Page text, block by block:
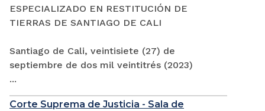
ESPECIALIZADO EN RESTITUCIÓN DE
TIERRAS DE SANTIAGO DE CALI
Santiago de Cali, veintisiete (27) de
septiembre de dos mil veintitrés (2023)
...
Corte Suprema de Justicia - Sala de